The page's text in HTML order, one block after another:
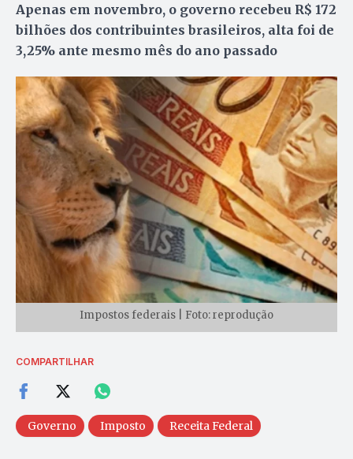
Apenas em novembro, o governo recebeu R$ 172
bilhões dos contribuintes brasileiros, alta foi de
3,25% ante mesmo mês do ano passado
Impostos federais | Foto: reprodução
COMPARTILHAR
Governo Imposto Receita Federal